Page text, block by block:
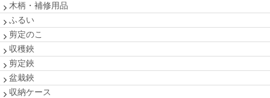
木柄・補修用品
ふるい
剪定のこ
収穫鋏
剪定鋏
盆栽鋏
収納ケース